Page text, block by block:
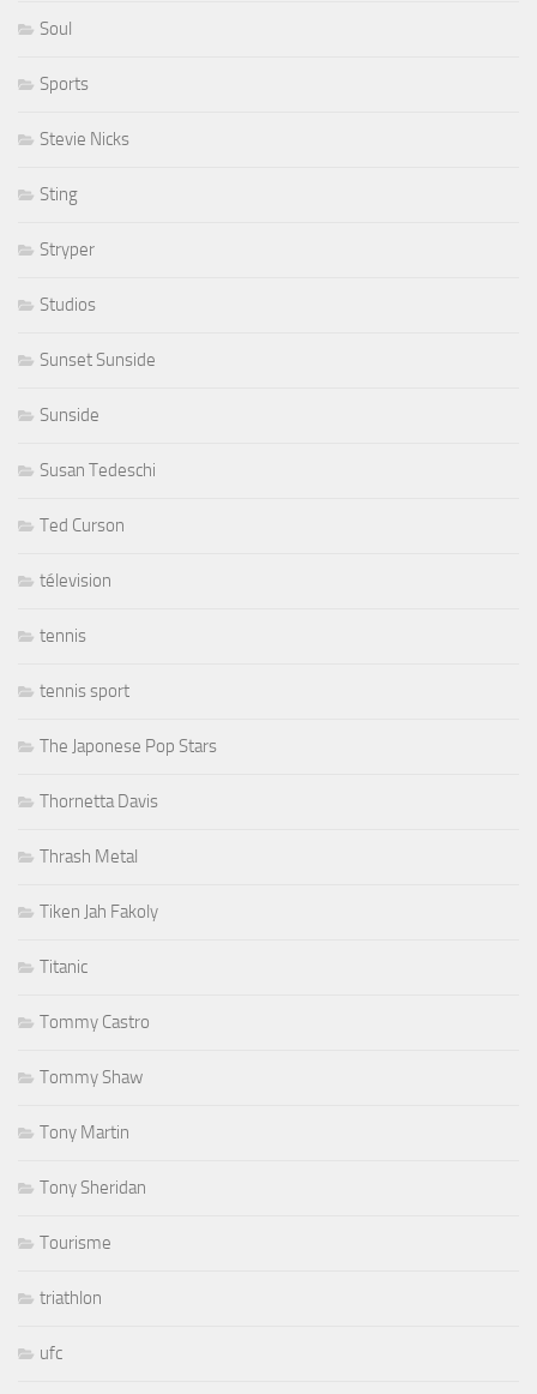
Soul
Sports
Stevie Nicks
Sting
Stryper
Studios
Sunset Sunside
Sunside
Susan Tedeschi
Ted Curson
télevision
tennis
tennis sport
The Japonese Pop Stars
Thornetta Davis
Thrash Metal
Tiken Jah Fakoly
Titanic
Tommy Castro
Tommy Shaw
Tony Martin
Tony Sheridan
Tourisme
triathlon
ufc